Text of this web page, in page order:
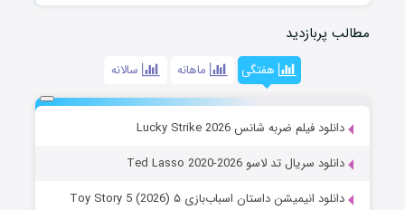
مطالب پربازدید
هفتگی ماهانه سالانه
دانلود فیلم ضربه شانس Lucky Strike 2026
دانلود سریال تد لاسو Ted Lasso 2020-2026
دانلود انیمیشن داستان اسباب‌بازی ۵ Toy Story 5 (2026)